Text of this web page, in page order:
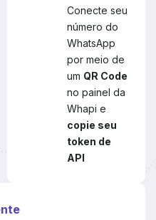
Conecte seu
número do
WhatsApp
por meio de
um QR Code
no painel da
Whapi e
copie seu
token de
API